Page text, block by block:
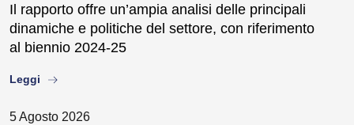
Il rapporto offre un’ampia analisi delle principali
dinamiche e politiche del settore, con riferimento
al biennio 2024-25
Leggi about
5 Agosto 2026